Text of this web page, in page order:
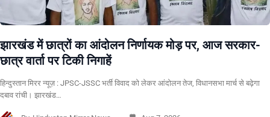
झारखंड में छात्रों का आंदोलन निर्णायक मोड़ पर, आज सरकार-
छात्र वार्ता पर टिकी निगाहें
हिन्दुस्तान मिरर न्यूज़ : JPSC-JSSC भर्ती विवाद को लेकर आंदोलन तेज, विधानसभा मार्च से बढ़ेगा
दबाव रांची। झारखंड…